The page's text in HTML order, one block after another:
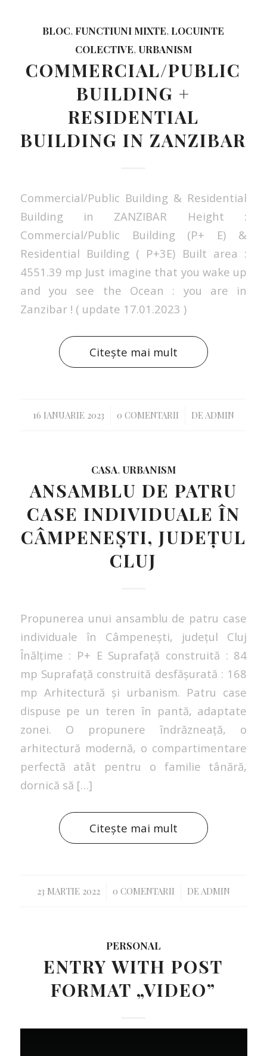
BLOC, FUNCTIUNI MIXTE, LOCUINTE
COLECTIVE, URBANISM
COMMERCIAL/PUBLIC
BUILDING +
RESIDENTIAL
BUILDING IN ZANZIBAR
Commercial/Public Building & Residential
Building in ZANZIBAR Height :
Commercial/Public Building (P+ E) &
Residential Building ( P+3E) Built area :
4551.39 mp Just imagine that you wake up
and you see the Ocean : you are in
Zanzibar ! ( update 17.01.2023 )
Citește mai mult
16 IANUARIE 2023
/ 0 COMENTARII
/ DEADMIN
CASA, URBANISM
ANSAMBLU DE PATRU
CASE INDIVIDUALE ÎN
CÂMPENEȘTI, JUDEȚUL
CLUJ
Propunerea unui ansamblu de patru case
individuale în Câmpenești, județul Cluj
Înălțime : P+ E Suprafață construită : 84
mp Suprafață construită desfășurată : 168
mp Arhitectură și urbanism. Patru case
dispuse pe un teren în pantă, adaptate
zonei. O propunere îndrăzneață, o
arhitectură modernă, o compartimentare
perfectă atât pentru o familie tânără,
dornică să […]
Citește mai mult
23 MARTIE 2022
/ 0 COMENTARII
/ DE ADMIN
PERSONAL
ENTRY WITH POST
FORMAT „VIDEO”